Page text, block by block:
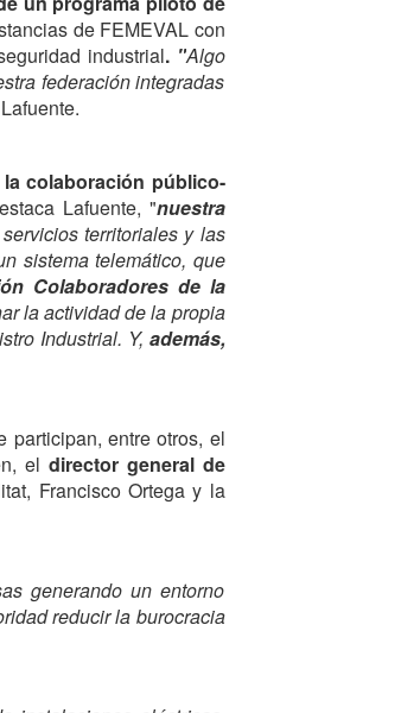
de FEMEVAL con
industrial. "Algo
federación integradas
colaboración público-
Lafuente, "nuestra
territoriales y las
sistema telemático, que
Colaboradores de la
la actividad de la propia
Industrial. Y, además,
participan, entre otros, el
el director general de
Francisco Ortega y la
generando un entorno
reducir la burocracia